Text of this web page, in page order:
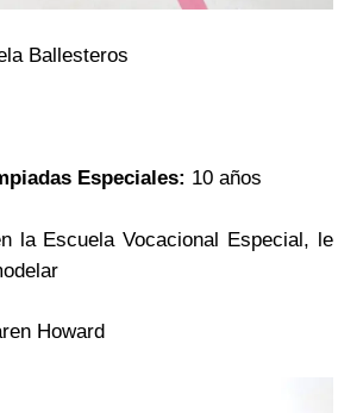
Ballesteros
Especiales: 10 años
la Escuela Vocacional Especial, le
Howard